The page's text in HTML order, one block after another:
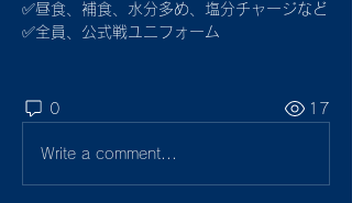
✅昼食、補食、水分多め、塩分チャージなど
✅全員、公式戦ユニフォーム
0 17
Write a comment...